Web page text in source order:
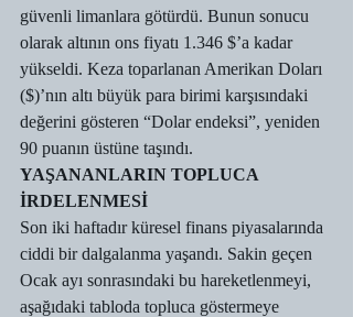
güvenli limanlara götürdü. Bunun sonucu
olarak altının ons fiyatı 1.346 $’a kadar
yükseldi. Keza toparlanan Amerikan Doları
($)’nın altı büyük para birimi karşısındaki
değerini gösteren “Dolar endeksi”, yeniden
90 puanın üstüne taşındı.
YAŞANANLARIN TOPLUCA
İRDELENMESİ
Son iki haftadır küresel finans piyasalarında
ciddi bir dalgalanma yaşandı. Sakin geçen
Ocak ayı sonrasındaki bu hareketlenmeyi,
aşağıdaki tabloda topluca göstermeye